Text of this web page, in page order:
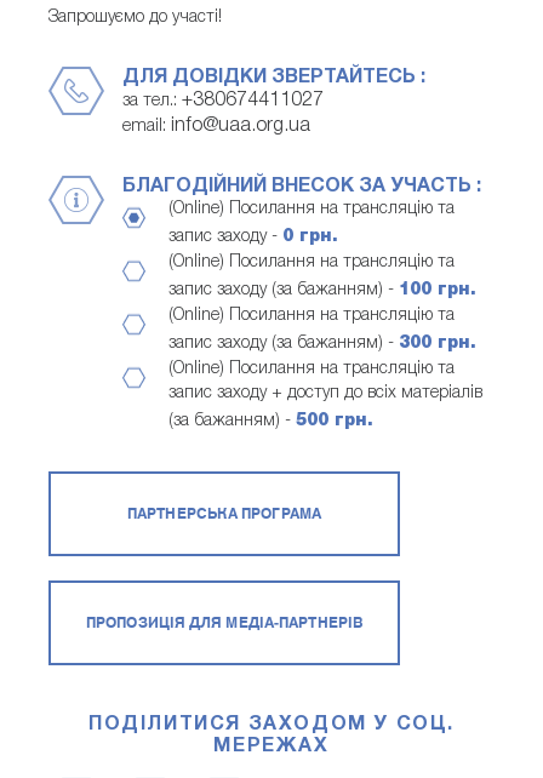
Запрошуємо до участі!
ДЛЯ ДОВІДКИ ЗВЕРТАЙТЕСЬ :
за тел.: +380674411027
email: info@uaa.org.ua
БЛАГОДІЙНИЙ ВНЕСОК ЗА УЧАСТЬ :
(Online) Посилання на трансляцію та
запис заходу - 0 грн.
(Online) Посилання на трансляцію та
запис заходу (за бажанням) - 100 грн.
(Online) Посилання на трансляцію та
запис заходу (за бажанням) - 300 грн.
(Online) Посилання на трансляцію та
запис заходу + доступ до всіх матеріалів
(за бажанням) - 500 грн.
ПАРТНЕРСЬКА ПРОГРАМА
ПРОПОЗИЦІЯ ДЛЯ МЕДІА-ПАРТНЕРІВ
ПОДІЛИТИСЯ ЗАХОДОМ У СОЦ.
МЕРЕЖАХ